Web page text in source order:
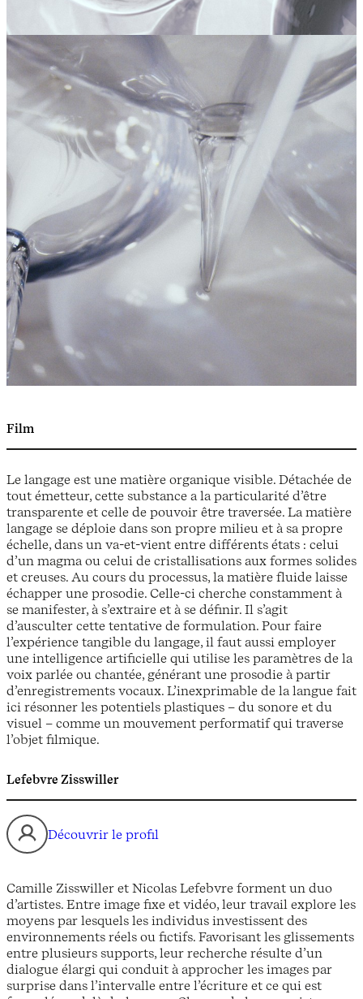
Film
Le langage est une matière organique visible. Détachée de
tout émetteur, cette substance a la particularité d’être
transparente et celle de pouvoir être traversée. La matière
langage se déploie dans son propre milieu et à sa propre
échelle, dans un va-et-vient entre différents états : celui
d’un magma ou celui de cristallisations aux formes solides
et creuses. Au cours du processus, la matière fluide laisse
échapper une prosodie. Celle-ci cherche constamment à
se manifester, à s’extraire et à se définir. Il s’agit
d’ausculter cette tentative de formulation. Pour faire
l’expérience tangible du langage, il faut aussi employer
une intelligence artificielle qui utilise les paramètres de la
voix parlée ou chantée, générant une prosodie à partir
d’enregistrements vocaux. L’inexprimable de la langue fait
ici résonner les potentiels plastiques – du sonore et du
visuel – comme un mouvement performatif qui traverse
l’objet filmique.
Lefebvre Zisswiller
Découvrir le profil
Camille Zisswiller et Nicolas Lefebvre forment un duo
d’artistes. Entre image fixe et vidéo, leur travail explore les
moyens par lesquels les individus investissent des
environnements réels ou fictifs. Favorisant les glissements
entre plusieurs supports, leur recherche résulte d’un
dialogue élargi qui conduit à approcher les images par
surprise dans l’intervalle entre l’écriture et ce qui est